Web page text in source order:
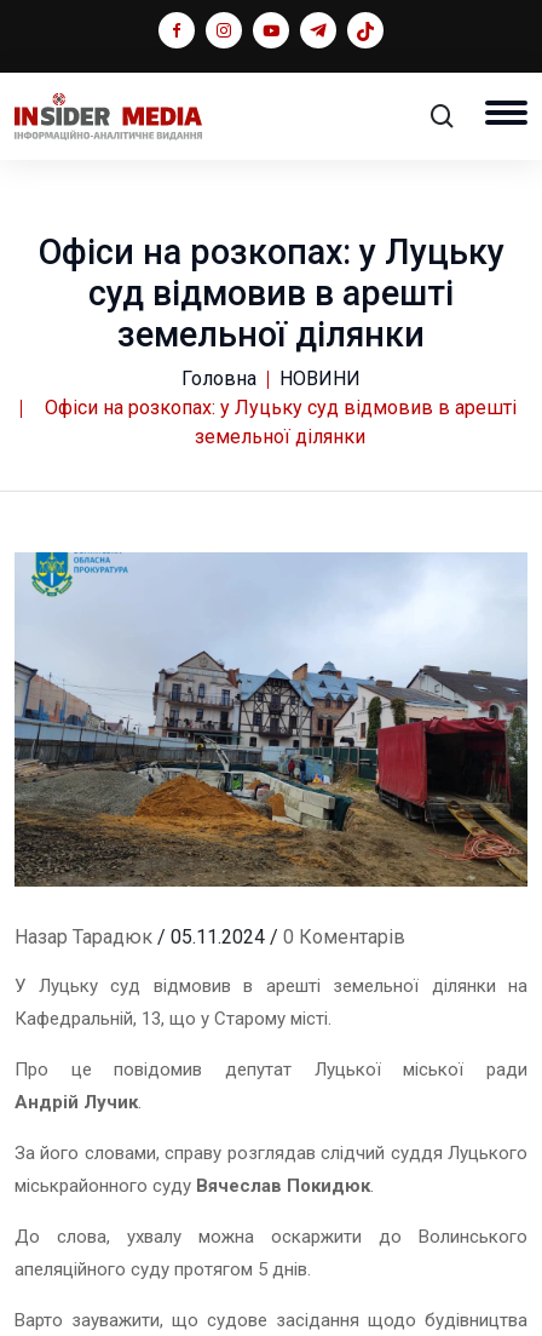
Офіси на розкопах: у Луцьку
суд відмовив в арешті
земельної ділянки
Головна
НОВИНИ
Офіси на розкопах: у Луцьку суд відмовив в арешті
земельної ділянки
Назар Тарадюк / 05.11.2024 / 0 Коментарів
У Луцьку суд відмовив в арешті земельної ділянки на
Кафедральній, 13, що у Старому місті.
Про це повідомив депутат Луцької міської ради
Андрій Лучик.
За його словами, справу розглядав слідчий суддя Луцького
міськрайонного суду Вячеслав Покидюк.
До слова, ухвалу можна оскаржити до Волинського
апеляційного суду протягом 5 днів.
Варто зауважити, що судове засідання щодо будівництва